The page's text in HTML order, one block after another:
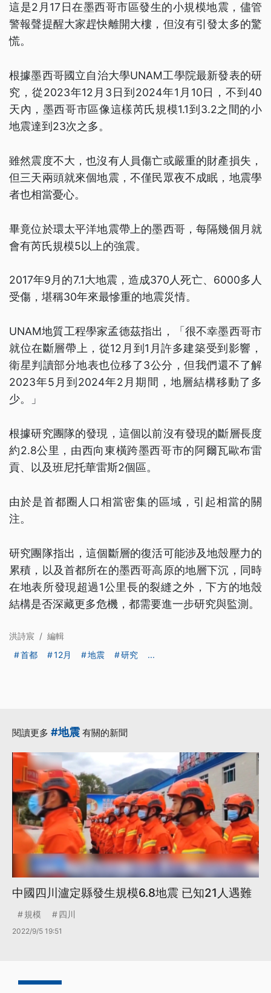
這是2月17日在墨西哥市區發生的小規模地震，儘管
警報聲提醒大家趕快離開大樓，但沒有引發太多的驚
慌。
根據墨西哥國立自治大學UNAM工學院最新發表的研
究，從2023年12月3日到2024年1月10日，不到40
天內，墨西哥市區像這樣芮氏規模1.1到3.2之間的小
地震達到23次之多。
雖然震度不大，也沒有人員傷亡或嚴重的財產損失，
但三天兩頭就來個地震，不僅民眾夜不成眠，地震學
者也相當憂心。
畢竟位於環太平洋地震帶上的墨西哥，每隔幾個月就
會有芮氏規模5以上的強震。
2017年9月的7.1大地震，造成370人死亡、6000多人
受傷，堪稱30年來最慘重的地震災情。
UNAM地質工程學家孟德茲指出，「很不幸墨西哥市
就位在斷層帶上，從12月到1月許多建築受到影響，
衛星判讀部分地表也位移了3公分，但我們還不了解
2023年5月到2024年2月期間，地層結構移動了多
少。」
根據研究團隊的發現，這個以前沒有發現的斷層長度
約2.8公里，由西向東橫跨墨西哥市的阿爾瓦歐布雷
貢、以及班尼托華雷斯2個區。
由於是首都圈人口相當密集的區域，引起相當的關
注。
研究團隊指出，這個斷層的復活可能涉及地殼壓力的
累積，以及首都所在的墨西哥高原的地層下沉，同時
在地表所發現超過1公里長的裂縫之外，下方的地殼
結構是否深藏更多危機，都需要進一步研究與監測。
洪詩宸 / 編輯
首都
12月 地震 研究 ...
閱讀更多 #地震 有關的新聞
中國四川瀘定縣發生規模6.8地震 已知21人遇難
規模 四川
2022/9/5 19:51